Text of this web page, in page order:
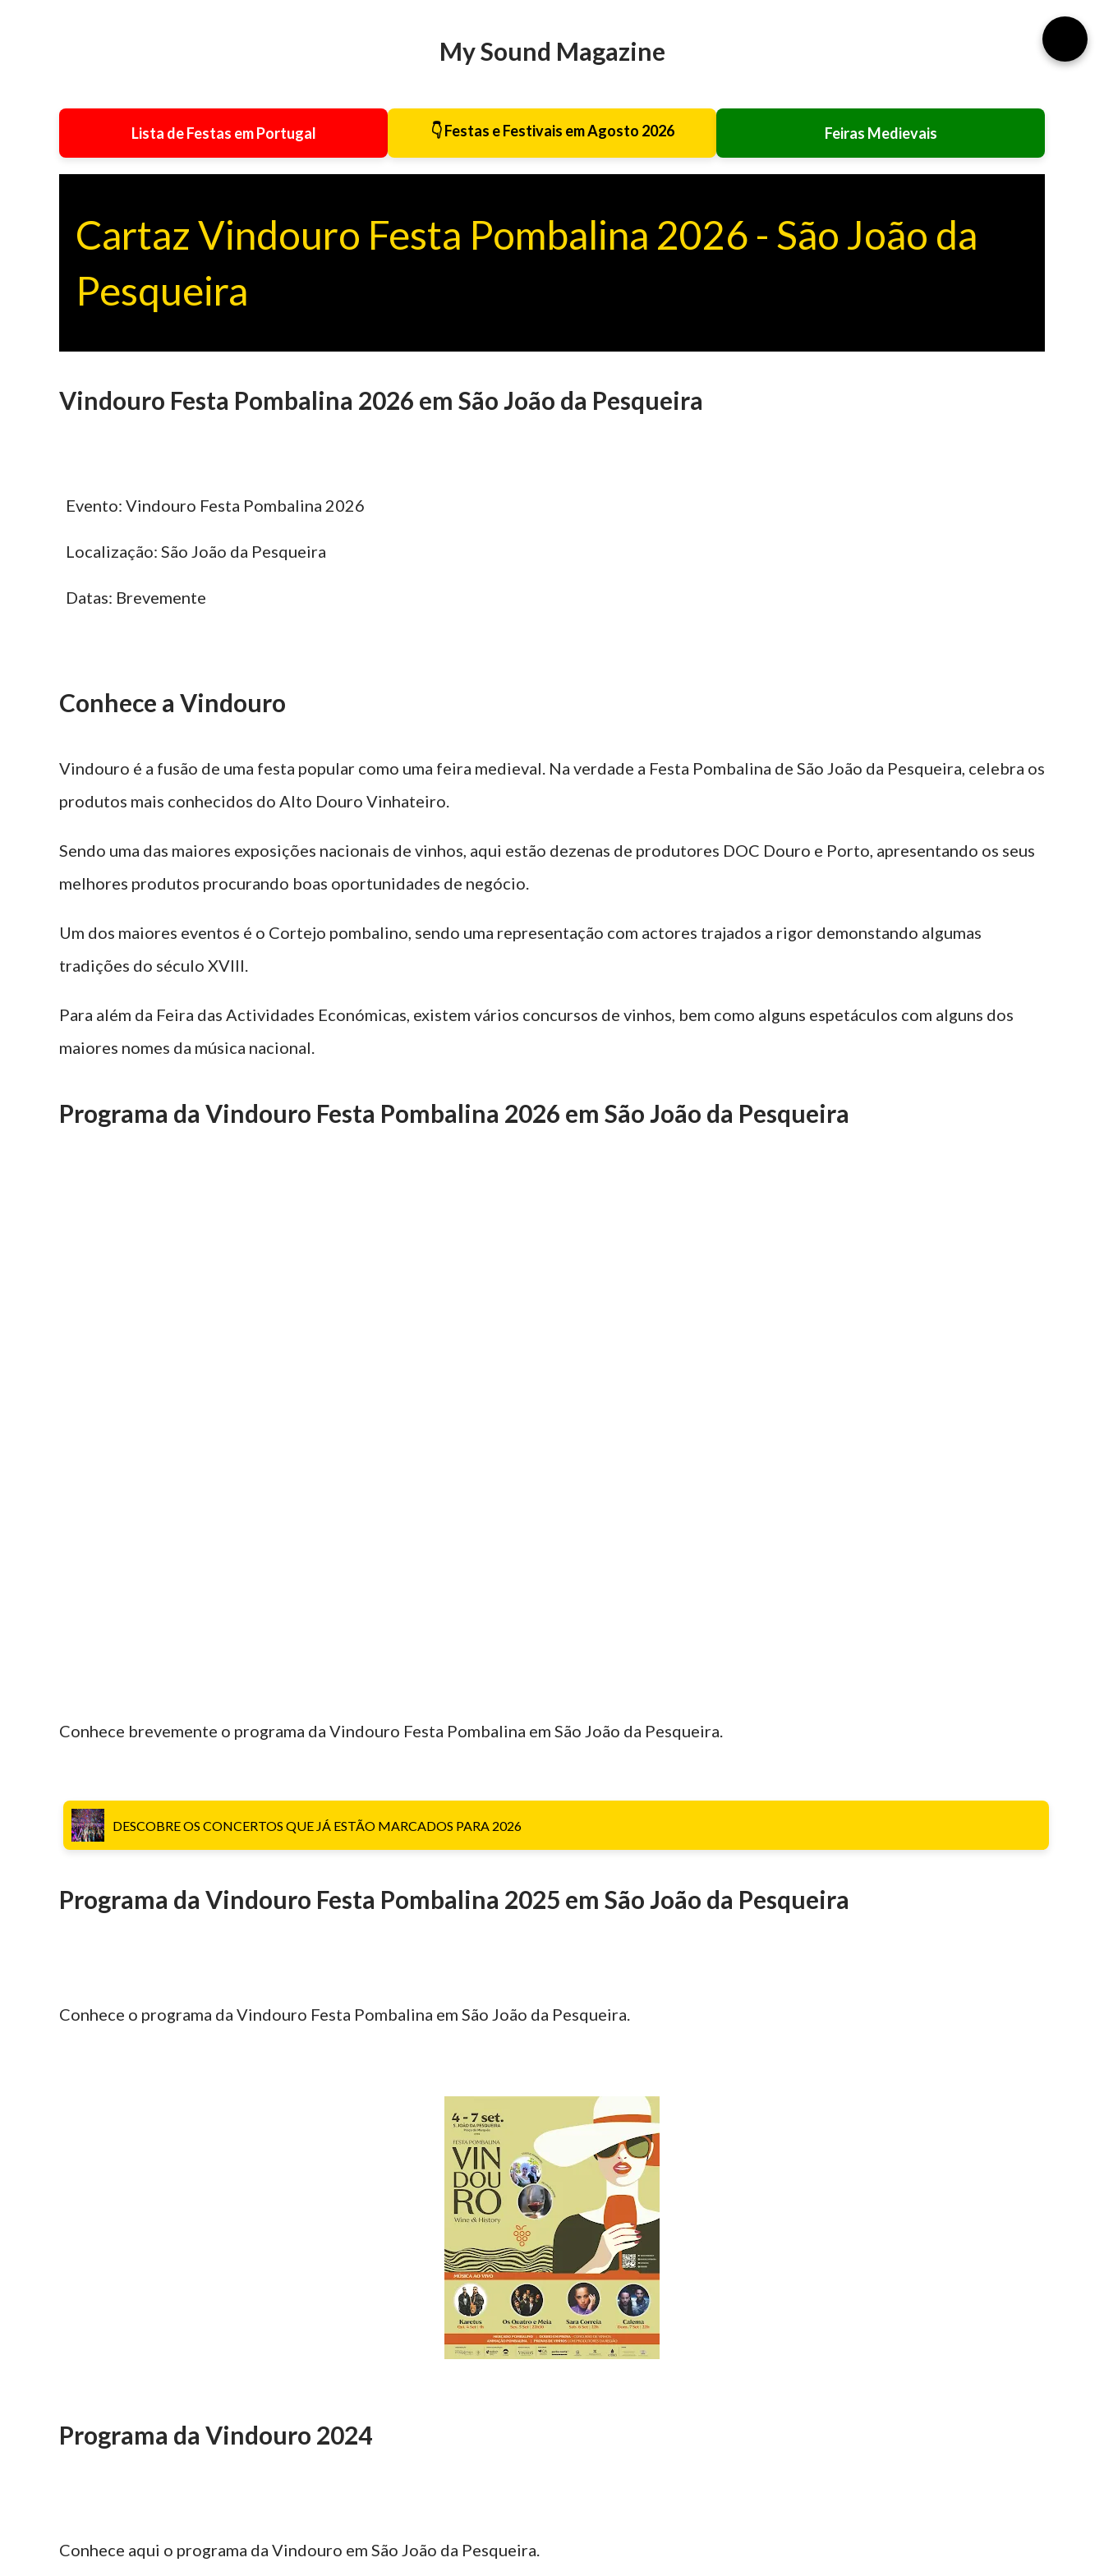
My Sound Magazine
Lista de Festas em Portugal 👇 Festas e Festivais em Agosto 2026 Feiras Medievais
Cartaz Vindouro Festa Pombalina 2026 - São João da
Pesqueira
Vindouro Festa Pombalina 2026 em São João da Pesqueira
Evento: Vindouro Festa Pombalina 2026
Localização: São João da Pesqueira
Datas: Brevemente
Conhece a Vindouro
Vindouro é a fusão de uma festa popular como uma feira medieval. Na verdade a Festa Pombalina de São João da Pesqueira, celebra os
produtos mais conhecidos do Alto Douro Vinhateiro.
Sendo uma das maiores exposições nacionais de vinhos, aqui estão dezenas de produtores DOC Douro e Porto, apresentando os seus
melhores produtos procurando boas oportunidades de negócio.
Um dos maiores eventos é o Cortejo pombalino, sendo uma representação com actores trajados a rigor demonstando algumas
tradições do século XVIII.
Para além da Feira das Actividades Económicas, existem vários concursos de vinhos, bem como alguns espetáculos com alguns dos
maiores nomes da música nacional.
Programa da Vindouro Festa Pombalina 2026 em São João da Pesqueira
Conhece brevemente o programa da Vindouro Festa Pombalina em São João da Pesqueira.
DESCOBRE OS CONCERTOS QUE JÁ ESTÃO MARCADOS PARA 2026
Programa da Vindouro Festa Pombalina 2025 em São João da Pesqueira
Conhece o programa da Vindouro Festa Pombalina em São João da Pesqueira.
Programa da Vindouro 2024
Conhece aqui o programa da Vindouro em São João da Pesqueira.